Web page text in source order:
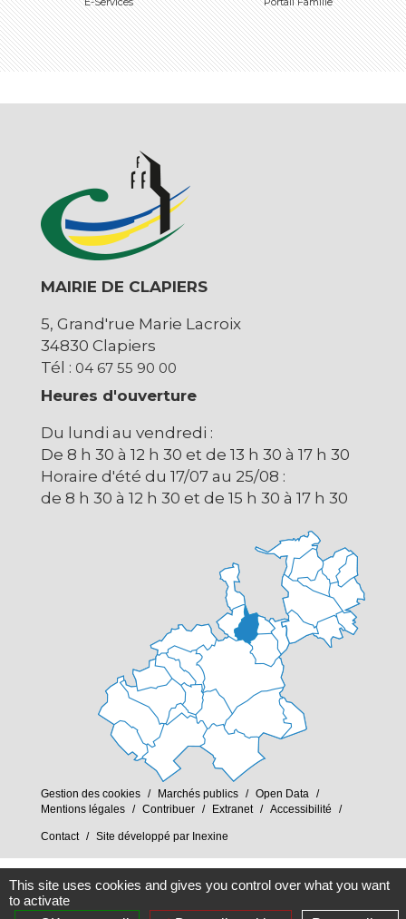
MAIRIE DE CLAPIERS
5, Grand'rue Marie Lacroix
34830 Clapiers
Tél : 04 67 55 90 00
Heures d'ouverture
Du lundi au vendredi :
De 8 h 30 à 12 h 30 et de 13 h 30 à 17 h 30
Horaire d'été du 17/07 au 25/08 :
de 8 h 30 à 12 h 30 et de 15 h 30 à 17 h 30
Gestion des cookies Marchés publics
Open Data
Mentions légales
Contribuer Extranet Accessibilité
Contact Site développé par Inexine
This site uses cookies and gives you control over what you want
to activate